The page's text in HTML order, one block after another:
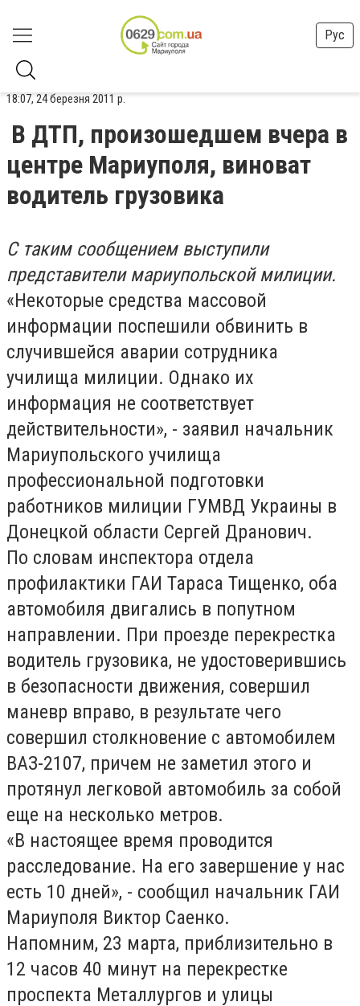
Рус
18:07, 24 березня 2011 р.
В ДТП, произошедшем вчера в
центре Мариуполя, виноват
водитель грузовика
С таким сообщением выступили
представители мариупольской милиции.
«Некоторые средства массовой
информации поспешили обвинить в
случившейся аварии сотрудника
училища милиции. Однако их
информация не соответствует
действительности», - заявил начальник
Мариупольского училища
профессиональной подготовки
работников милиции ГУМВД Украины в
Донецкой области Сергей Дранович.
По словам инспектора отдела
профилактики ГАИ Тараса Тищенко, оба
автомобиля двигались в попутном
направлении. При проезде перекрестка
водитель грузовика, не удостоверившись
в безопасности движения, совершил
маневр вправо, в результате чего
совершил столкновение с автомобилем
ВАЗ-2107, причем не заметил этого и
протянул легковой автомобиль за собой
еще на несколько метров.
«В настоящее время проводится
расследование. На его завершение у нас
есть 10 дней», - сообщил начальник ГАИ
Мариуполя Виктор Саенко.
Напомним, 23 марта, приблизительно в
12 часов 40 минут на перекрестке
проспекта Металлургов и улицы